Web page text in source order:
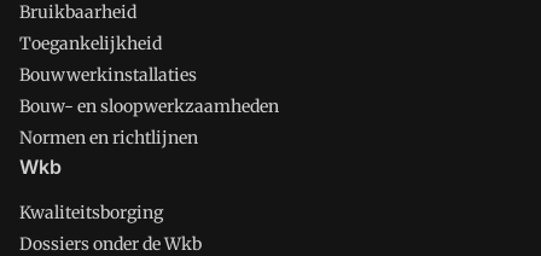
Bruikbaarheid
Toegankelijkheid
Bouwwerkinstallaties
Bouw- en sloopwerkzaamheden
Normen en richtlijnen
Wkb
Kwaliteitsborging
Dossiers onder de Wkb